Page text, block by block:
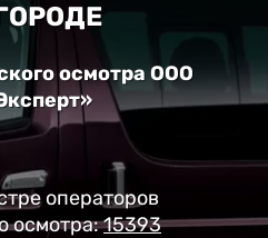
осмотра ООО
операторов
осмотра:15393